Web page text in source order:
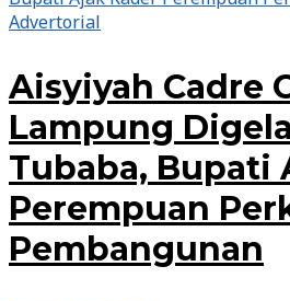
Advertorial
Aisyiyah Cadre
Lampung
Tubaba, Bupati
Perempuan
Pembangunan